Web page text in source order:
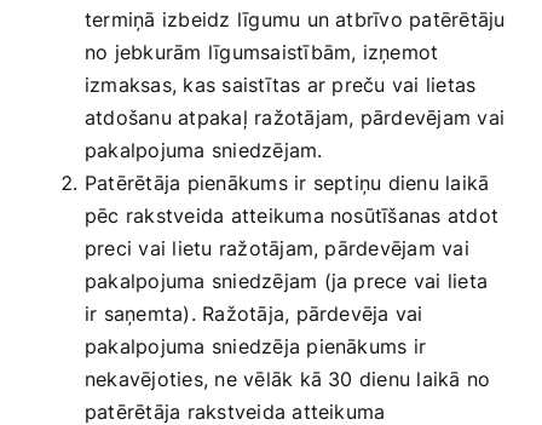
termiņā izbeidz līgumu un atbrīvo patērētāju
no jebkurām līgumsaistībām, izņemot
izmaksas, kas saistītas ar preču vai lietas
atdošanu atpakaļ ražotājam, pārdevējam vai
pakalpojuma sniedzējam.
Patērētāja pienākums ir septiņu dienu laikā
pēc rakstveida atteikuma nosūtīšanas atdot
preci vai lietu ražotājam, pārdevējam vai
pakalpojuma sniedzējam (ja prece vai lieta
ir saņemta). Ražotāja, pārdevēja vai
pakalpojuma sniedzēja pienākums ir
nekavējoties, ne vēlāk kā 30 dienu laikā no
patērētāja rakstveida atteikuma